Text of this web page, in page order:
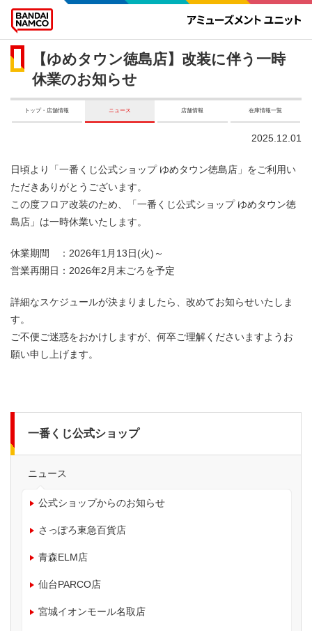
【ゆめタウン徳島店】改装に伴う一時
休業のお知らせ
トップ・店舗情報 ニュース 店舗情報 在庫情報一覧
2025.12.01
日頃より「一番くじ公式ショップ ゆめタウン徳島店」をご利用い
ただきありがとうございます。
この度フロア改装のため、「一番くじ公式ショップ ゆめタウン徳
島店」は一時休業いたします。
休業期間 ：2026年1月13日(火)～
営業再開日：2026年2月末ごろを予定
詳細なスケジュールが決まりましたら、改めてお知らせいたしま
す。
ご不便ご迷惑をおかけしますが、何卒ご理解くださいますようお
願い申し上げます。
一番くじ公式ショップ
ニュース
公式ショップからのお知らせ
さっぽろ東急百貨店
青森ELM店
仙台PARCO店
宮城イオンモール名取店